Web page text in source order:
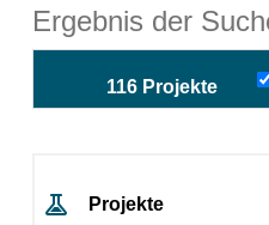
Ergebnis der
116 Projekte
Projekte